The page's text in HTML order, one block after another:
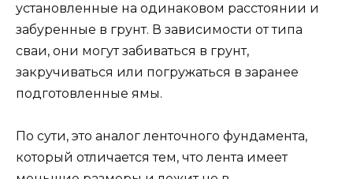
установленные на одинаковом расстоянии и
забуренные в грунт. В зависимости от типа
сваи, они могут забиваться в грунт,
закручиваться или погружаться в заранее
подготовленные ямы.
По сути, это аналог ленточного фундамента,
который отличается тем, что лента имеет